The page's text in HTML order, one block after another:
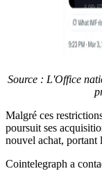
Source : L'Office
Malgré ces
poursuit ses
nouvel achat, portant
Cointelegraph a